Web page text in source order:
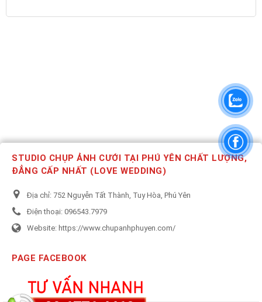
STUDIO CHỤP ẢNH CƯỚI TẠI PHÚ YÊN CHẤT LƯỢNG,
ĐẲNG CẤP NHẤT (LOVE WEDDING)
Địa chỉ: 752 Nguyễn Tất Thành, Tuy Hòa, Phú Yên
Điện thoại: 096543.7979
Website: https://www.chupanhphuyen.com/
PAGE FACEBOOK